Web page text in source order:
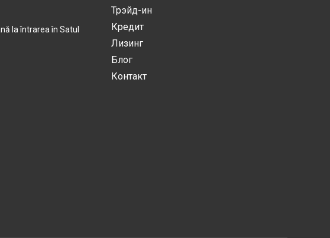
la întrarea în Satul
Трэйд-ин
Кредит
Лизинг
Блог
Контакт